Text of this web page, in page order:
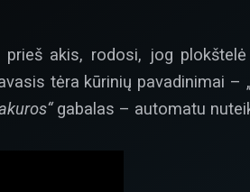
akis, rodosi, jog
tėra kūrinių pavadinimai – „
gabalas – automatu